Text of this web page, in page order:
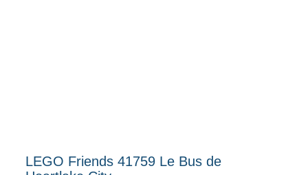
LEGO Friends 41759 Le Bus de